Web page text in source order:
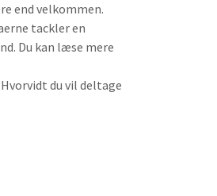
end velkommen.
tackler en
Du kan læse mere
du vil deltage